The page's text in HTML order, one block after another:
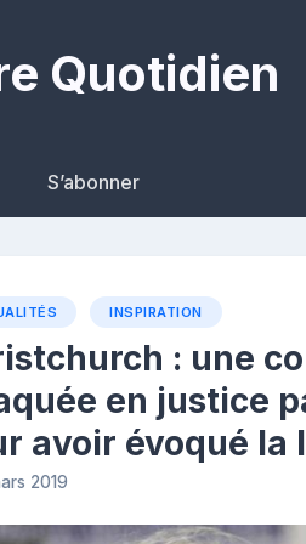
Quotidien
S’abonner
INSPIRATION
: une
en justice
avoir évoqué la
2019
o